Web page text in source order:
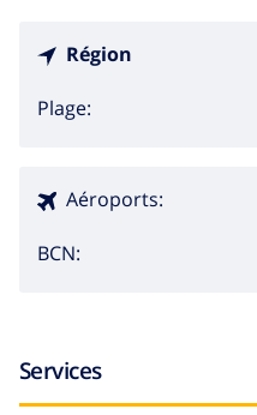
Région
Plage:
Aéroports:
BCN:
Services